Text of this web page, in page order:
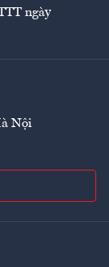
ngày
Nội